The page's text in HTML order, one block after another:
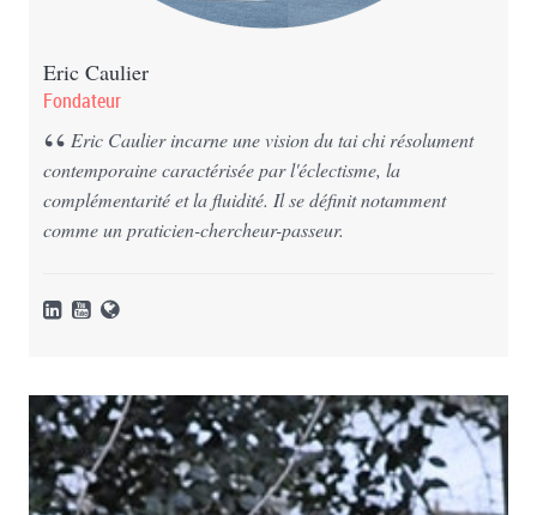
Eric Caulier
Fondateur
Eric Caulier incarne une vision du tai chi résolument
contemporaine caractérisée par l'éclectisme, la
complémentarité et la fluidité. Il se définit notamment
comme un praticien-chercheur-passeur.